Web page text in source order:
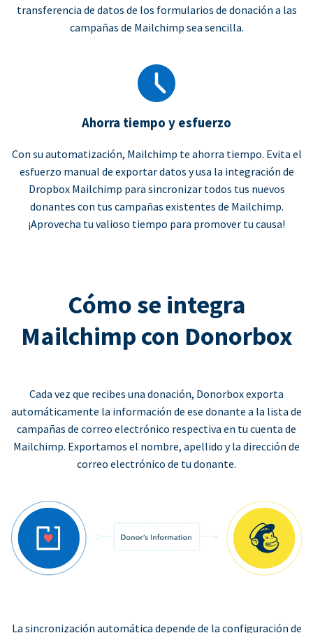
transferencia de datos de los formularios de donación a las
campañas de Mailchimp sea sencilla.
Ahorra tiempo y esfuerzo
Con su automatización, Mailchimp te ahorra tiempo. Evita el
esfuerzo manual de exportar datos y usa la integración de
Dropbox Mailchimp para sincronizar todos tus nuevos
donantes con tus campañas existentes de Mailchimp.
¡Aprovecha tu valioso tiempo para promover tu causa!
Cómo se integra
Mailchimp con Donorbox
Cada vez que recibes una donación, Donorbox exporta
automáticamente la información de ese donante a la lista de
campañas de correo electrónico respectiva en tu cuenta de
Mailchimp. Exportamos el nombre, apellido y la dirección de
correo electrónico de tu donante.
La sincronización automática depende de la configuración de